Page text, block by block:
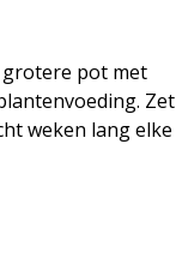
grotere pot met
Zet
weken lang elke